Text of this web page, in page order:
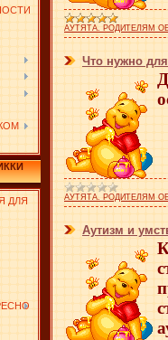
ДЛЯ
АУТЯТА. РОДИТЕЛЯМ
Что нужно для
АУТЯТА. РОДИТЕЛЯМ
Аутизм и